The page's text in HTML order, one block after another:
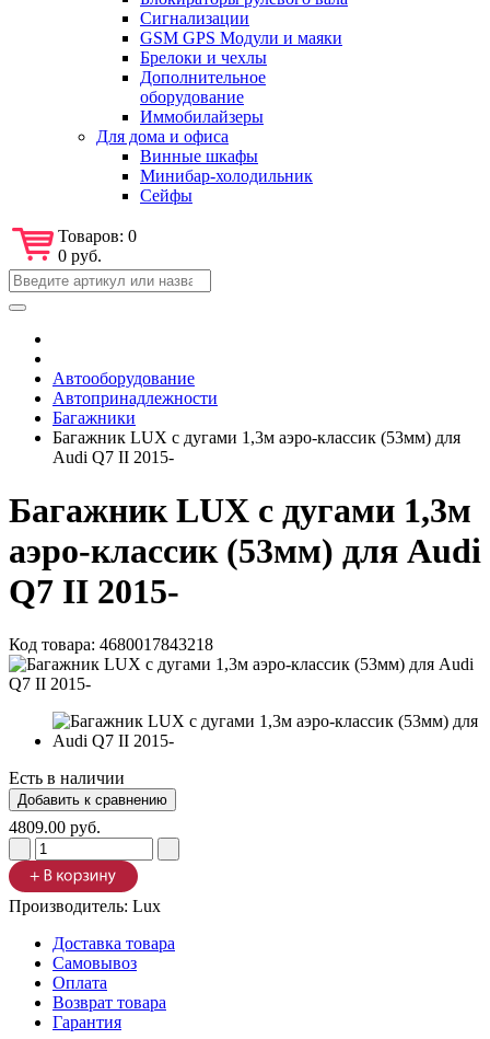
Сигнализации
GSM GPS Модули и маяки
Брелоки и чехлы
Дополнительное
оборудование
Иммобилайзеры
Для дома и офиса
Винные шкафы
Минибар-холодильник
Сейфы
Товаров: 0
0 руб.
Автооборудование
Автопринадлежности
Багажники
Багажник LUX с дугами 1,3м аэро-классик (53мм) для
Audi Q7 II 2015-
Багажник LUX с дугами 1,3м
аэро-классик (53мм) для Audi
Q7 II 2015-
Код товара: 4680017843218
Есть в наличии
4809.00 руб.
Производитель: Lux
Доставка товара
Самовывоз
Оплата
Возврат товара
Гарантия